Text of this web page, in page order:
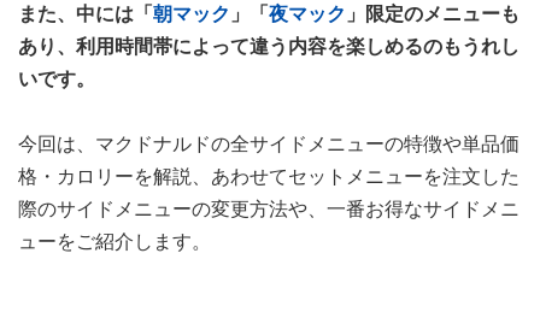
また、中には「朝マック 」「夜マック 」限定のメニューも
あり、利用時間帯によって違う内容を楽しめるのもうれし
いです。
今回は、マクドナルドの全サイドメニューの特徴や単品価
格・カロリーを解説、あわせてセットメニューを注文した
際のサイドメニューの変更方法や、一番お得なサイドメニ
ューをご紹介します。